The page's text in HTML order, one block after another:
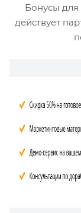
Бонусы для
действует